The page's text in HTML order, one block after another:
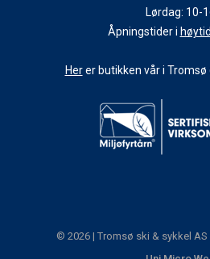
Lørdag: 10-
Åpningstider i
Herer butikken vår i Tromsø
© 2026 | Tromsø ski & sykkel AS